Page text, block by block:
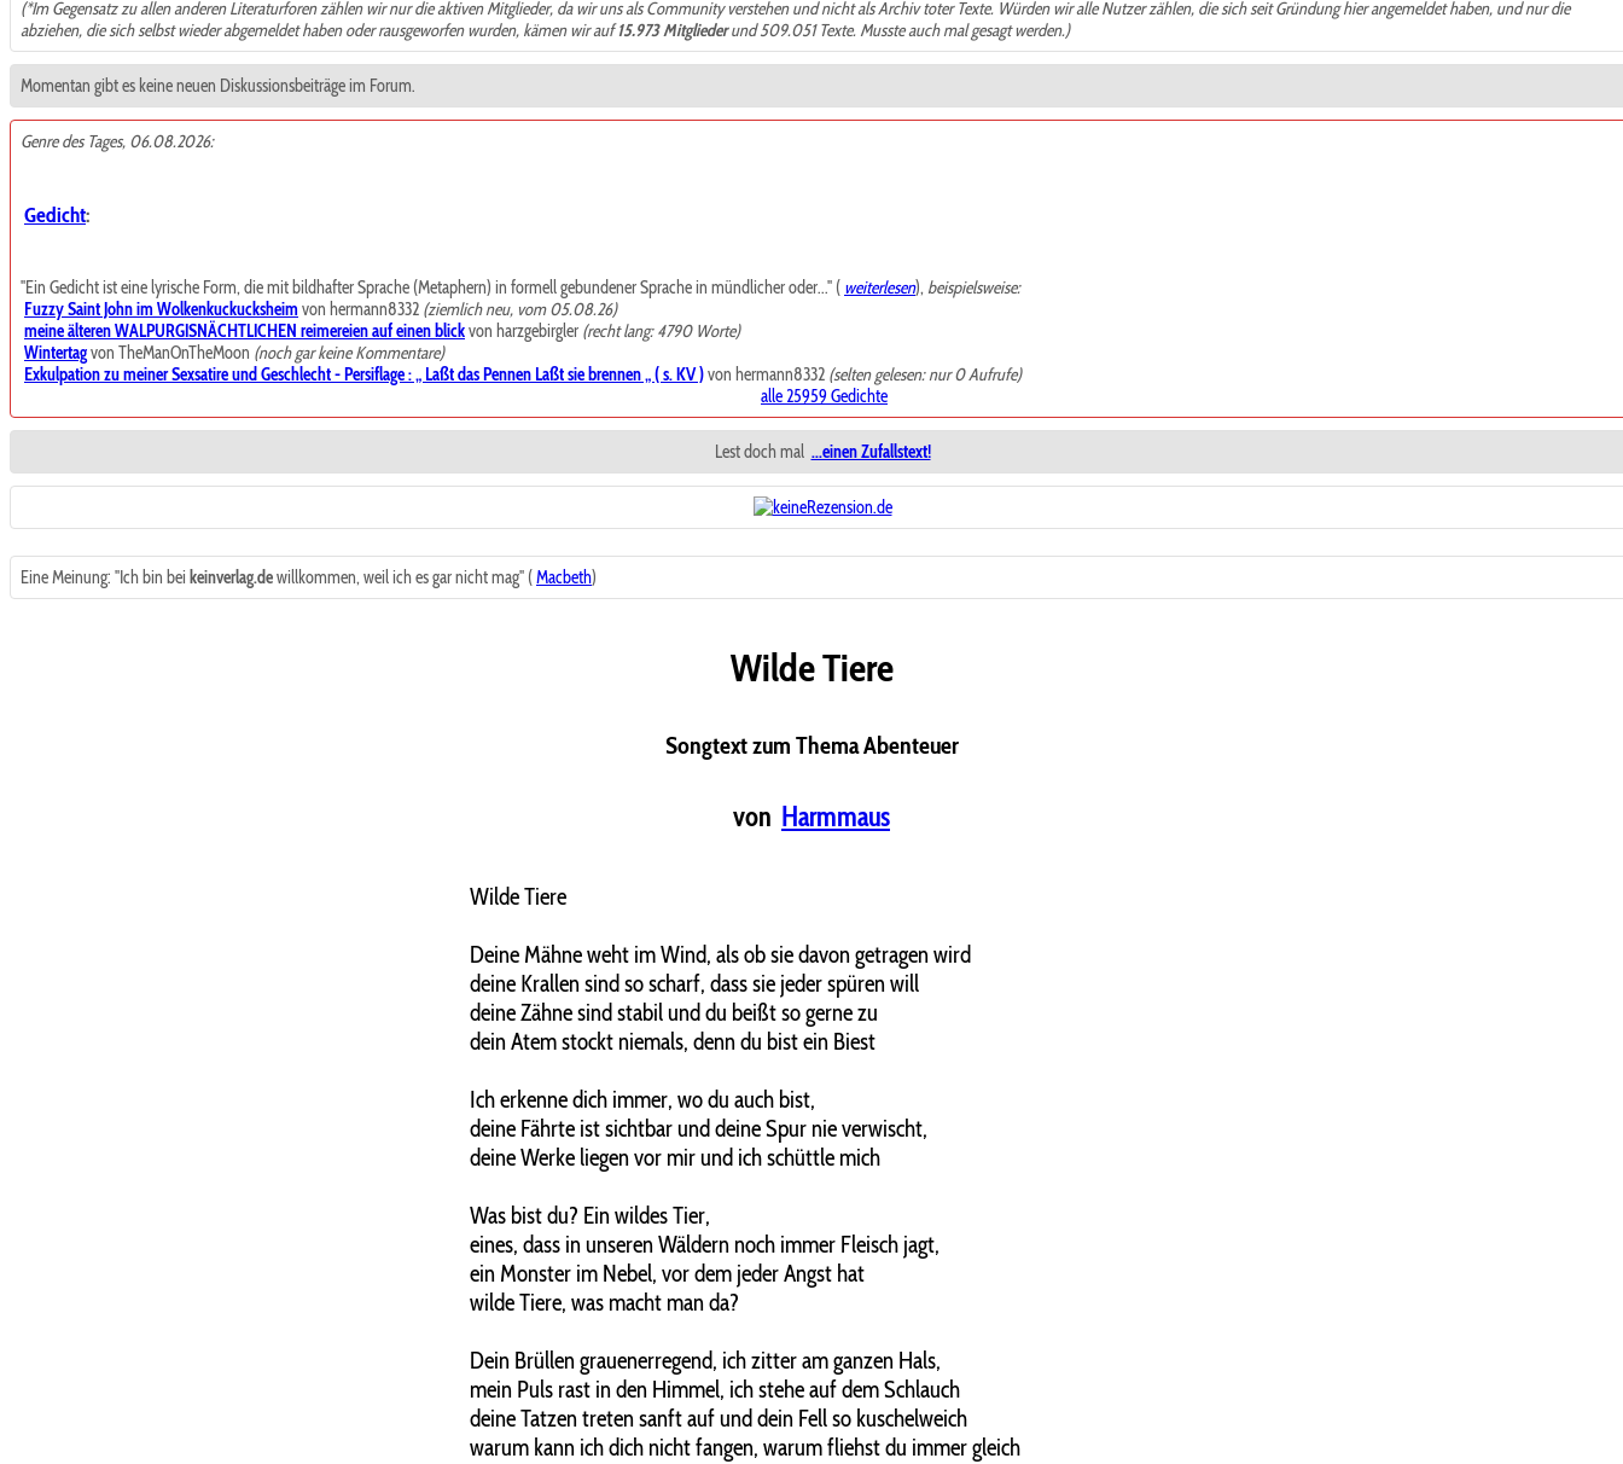
(*Im Gegensatz zu allen anderen Literaturforen zählen wir nur die aktiven Mitglieder, da wir uns als Community verstehen und nicht als Archiv toter Texte. Würden wir alle Nutzer zählen, die sich seit Gründung hier angemeldet haben, und nur die
abziehen, die sich selbst wieder abgemeldet haben oder rausgeworfen wurden, kämen wir auf15.973 Mitgliederund 509.051 Texte. Musste auch mal gesagt werden.)
Momentan gibt es keine neuen Diskussionsbeiträge im Forum.
Genre des Tages, 06.08.2026:
Gedicht:
"Ein Gedicht ist eine lyrische Form, die mit bildhafter Sprache (Metaphern) in formell gebundener Sprache in mündlicher oder..." ( weiterlesen),beispielsweise:
Fuzzy Saint John im Wolkenkuckucksheim von hermann8332 (ziemlich neu, vom 05.08.26)
meine älteren WALPURGISNÄCHTLICHEN reimereien auf einen blickvon harzgebirgler (recht lang: 4790 Worte)
Wintertagvon TheManOnTheMoon (noch gar keine Kommentare)
Exkulpation zu meiner Sexsatire und Geschlecht - Persiflage : „ Laßt das Pennen Laßt sie brennen „ ( s. KV )von hermann8332 (selten gelesen: nur 0 Aufrufe)
alle 25959 Gedichte
Lest doch mal ...einen Zufallstext!
Eine Meinung: "Ich bin bei keinverlag.dewillkommen, weil ich es gar nicht mag" (Macbeth)
Wilde Tiere
Songtext zum Thema Abenteuer
von Harmmaus
Wilde Tiere
Deine Mähne weht im Wind, als ob sie davon getragen wird
deine Krallen sind so scharf, dass sie jeder spüren will
deine Zähne sind stabil und du beißt so gerne zu
dein Atem stockt niemals, denn du bist ein Biest
Ich erkenne dich immer, wo du auch bist,
deine Fährte ist sichtbar und deine Spur nie verwischt,
deine Werke liegen vor mir und ich schüttle mich
Was bist du? Ein wildes Tier,
eines, dass in unseren Wäldern noch immer Fleisch jagt,
ein Monster im Nebel, vor dem jeder Angst hat
wilde Tiere, was macht man da?
Dein Brüllen grauenerregend, ich zitter am ganzen Hals,
mein Puls rast in den Himmel, ich stehe auf dem Schlauch
deine Tatzen treten sanft auf und dein Fell so kuschelweich
warum kann ich dich nicht fangen, warum fliehst du immer gleich